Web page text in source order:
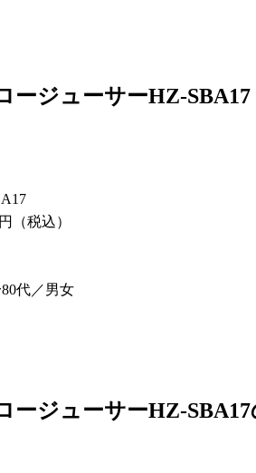
ージューサーHZ-SBA17
（税込）
代／男女
ージューサーHZ-